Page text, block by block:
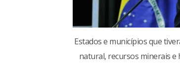
Estados e municípios que
natural, recursos minerais